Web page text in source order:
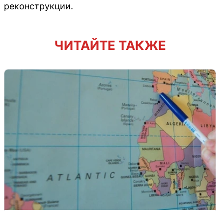
реконструкции.
ЧИТАЙТЕ ТАКЖЕ